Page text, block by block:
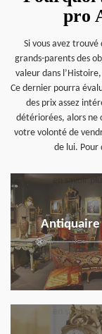
pro
Si vous avez
grands-parents des
valeur dans
Ce dernier pourra
des prix assez
détériorées, alors ne
votre volonté de
de lui. Pour
Antiquaire
en savoir plus
en savoir